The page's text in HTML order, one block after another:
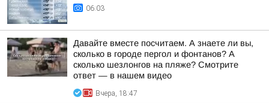
06:03
Давайте вместе посчитаем. А знаете ли вы,
сколько в городе пергол и фонтанов? А
сколько шезлонгов на пляже? Смотрите
ответ — в нашем видео
Вчера, 18:47